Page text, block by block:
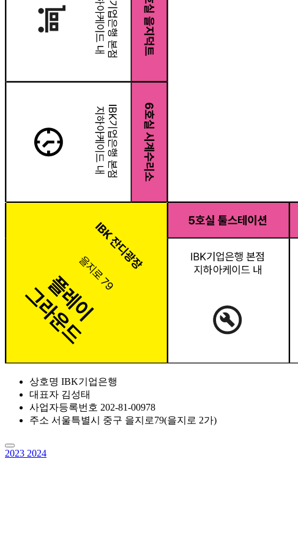
상호명 IBK기업은행
대표자 김성태
사업자등록번호 202-81-00978
주소 서울특별시 중구 을지로79(을지로 2가)
2023 2024